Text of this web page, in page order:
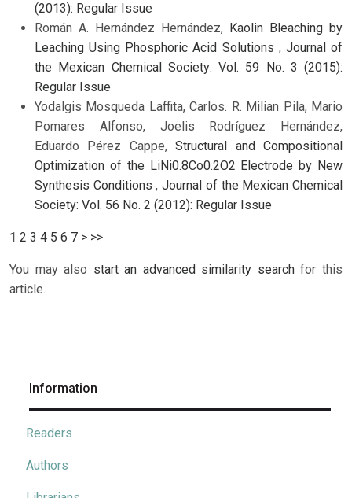
(2013): Regular Issue
Román A. Hernández Hernández, Kaolin Bleaching by
Leaching Using Phosphoric Acid Solutions , Journal of
the Mexican Chemical Society: Vol. 59 No. 3 (2015):
Regular Issue
Yodalgis Mosqueda Laffita, Carlos. R. Milian Pila, Mario
Pomares Alfonso, Joelis Rodríguez Hernández,
Eduardo Pérez Cappe,Structural and Compositional
Optimization of the LiNi0.8Co0.2O2 Electrode by New
Synthesis Conditions,Journal of the Mexican Chemical
Society: Vol. 56 No. 2 (2012): Regular Issue
1 2 3 4 5 6 7 > >>
You may also start an advanced similarity searchfor this
article.
Information
Readers
Authors